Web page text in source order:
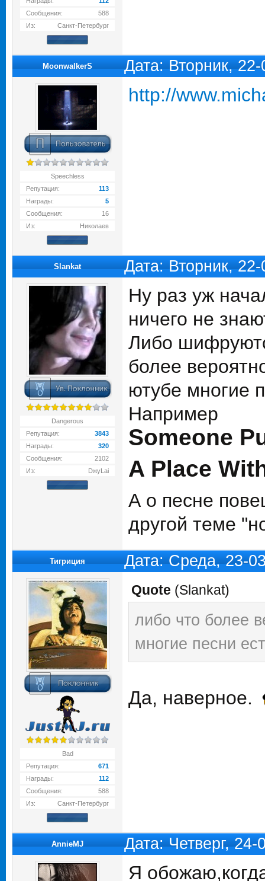
Сообщения:
588
Из:
Санкт-Петербург
MoonwalkerS Дата: Вторник,
Speechless
Репутация:
113
Награды:
5
Сообщения:
16
Из:
Николаев
http://
Slankat Дата: Вторник,
Dangerous
Репутация:
3843
Награды:
320
Сообщения:
2102
Из:
DжуLai
Ну раз уж
ничего не
Либо
более
ютубе многие
Например
Someone
A Place
А о песне
другой теме
Тигриция Дата: Среда, 23-
Bad
Репутация:
671
Награды:
112
Сообщения:
588
Из:
Санкт-Петербург
Quote (Slankat)
либо что более
многие песни
Да, наверное.
AnnieMJ Дата: Четверг,
Я